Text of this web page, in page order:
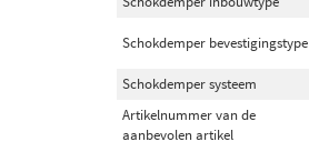
Schokdemper bevestigingstype
Schokdemper systeem
Artikelnummer van de
aanbevolen artikel